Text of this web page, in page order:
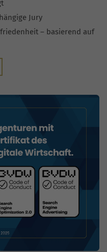
Jury
– basierend auf